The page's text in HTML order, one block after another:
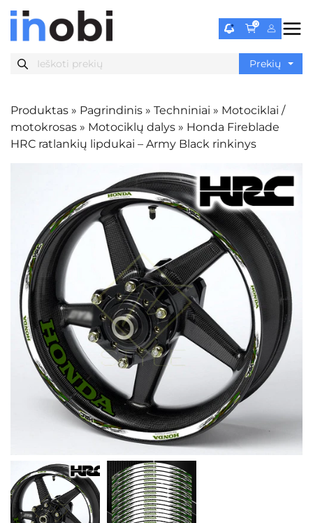
0
Produktas » Pagrindinis » Techniniai » Motociklai /
motokrosas » Motociklų dalys » Honda Fireblade
HRC ratlankių lipdukai – Army Black rinkinys